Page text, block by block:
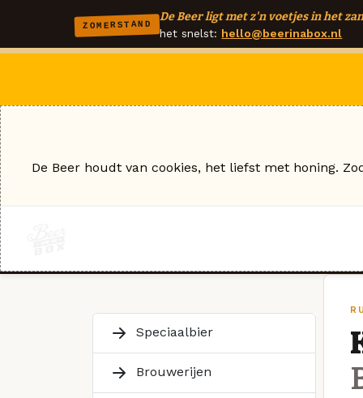
ZOMERSTAND
De Beer ligt met z'n voetjes in het
het snelst: hello@beerinabox.nl
Speciaalbier
Brouwerijen
De Beer houdt van cookies, het liefst met honing.